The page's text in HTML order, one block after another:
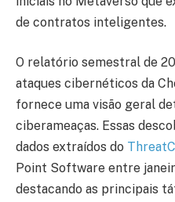
de contratos inteligentes.
O relatório semestral de
ataques cibernéticos da
fornece uma visão geral
ciberameaças. Essas
dados extraídos do
Point Software entre
destacando as principais